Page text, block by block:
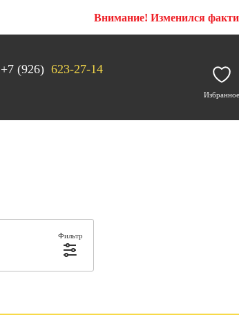
Внимание! Изменился
+7 (926) 623-27-14
Избранное
Фильтр